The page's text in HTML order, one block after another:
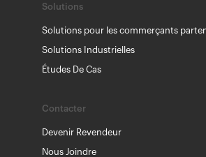
Solutions
Solutions pour les commerçants
Solutions Industrielles
Études De Cas
Contacter
Devenir Revendeur
Nous Joindre